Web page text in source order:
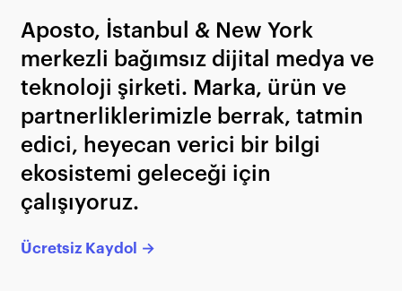
Aposto, İstanbul & New York
merkezli bağımsız dijital medya ve
teknoloji şirketi. Marka, ürün ve
partnerliklerimizle berrak, tatmin
edici, heyecan verici bir bilgi
ekosistemi geleceği için
çalışıyoruz.
Ücretsiz Kaydol →